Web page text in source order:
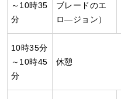
～10時35
分
ブレードのエ
ロ―ジョン）
10時35分
～10時45
分
休憩